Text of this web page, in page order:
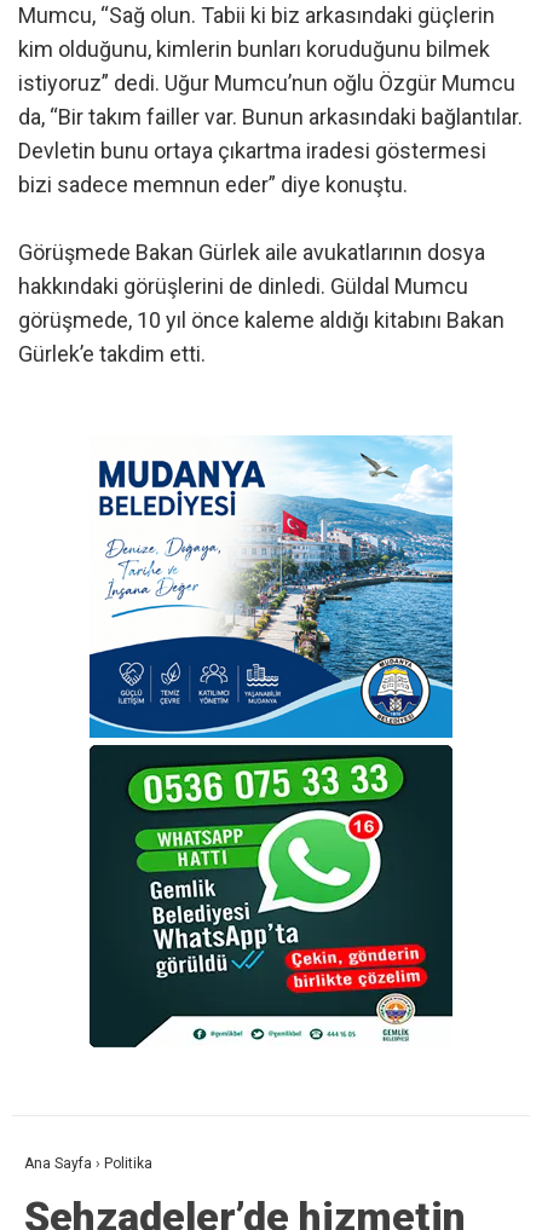
Mumcu, “Sağ olun. Tabii ki biz arkasındaki güçlerin
kim olduğunu, kimlerin bunları koruduğunu bilmek
istiyoruz” dedi. Uğur Mumcu’nun oğlu Özgür Mumcu
da, “Bir takım failler var. Bunun arkasındaki bağlantılar.
Devletin bunu ortaya çıkartma iradesi göstermesi
bizi sadece memnun eder” diye konuştu.
Görüşmede Bakan Gürlek aile avukatlarının dosya
hakkındaki görüşlerini de dinledi. Güldal Mumcu
görüşmede, 10 yıl önce kaleme aldığı kitabını Bakan
Gürlek’e takdim etti.
Ana Sayfa › Politika
Şehzadeler’de hizmetin